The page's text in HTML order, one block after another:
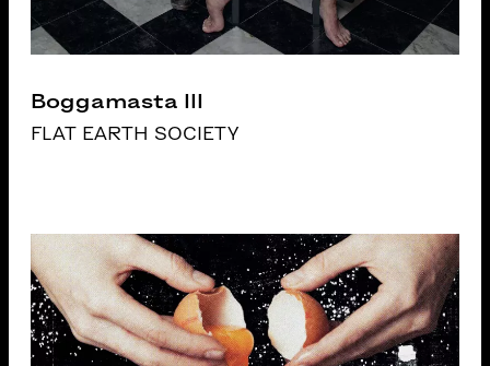
Boggamasta III
FLAT EARTH SOCIETY